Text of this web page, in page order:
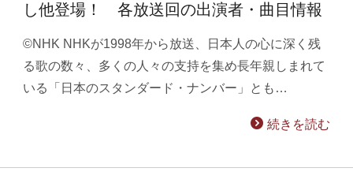
し他登場！ 各放送回の出演者・曲目情報
©NHK NHKが1998年から放送、日本人の心に深く残
る歌の数々、多くの人々の支持を集め長年親しまれて
いる「日本のスタンダード・ナンバー」とも…
続きを読む